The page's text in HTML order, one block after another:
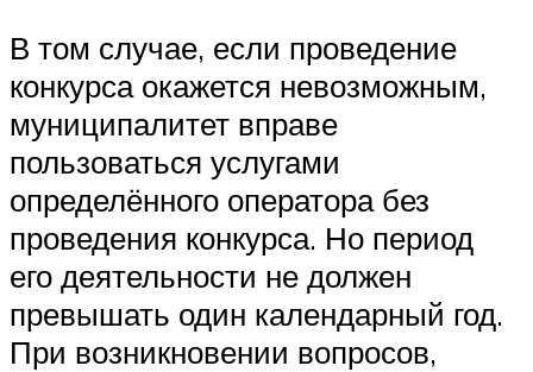
В том случае, если проведение
конкурса окажется невозможным,
муниципалитет вправе
пользоваться услугами
определённого оператора без
проведения конкурса. Но период
его деятельности не должен
превышать один календарный год.
При возникновении вопросов,